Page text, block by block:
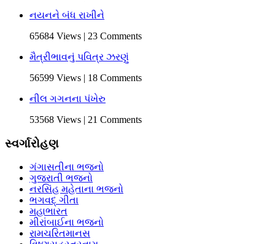
નયનને બંધ રાખીને
65684 Views | 23 Comments
મૈત્રીભાવનું પવિત્ર ઝરણું
56599 Views | 18 Comments
નીલ ગગનના પંખેરુ
53568 Views | 21 Comments
સ્વર્ગારોહણ
ગંગાસતીના ભજનો
ગુજરાતી ભજનો
નરસિંહ મહેતાના ભજનો
ભગવદ્ ગીતા
મહાભારત
મીરાંબાઈના ભજનો
રામચરિતમાનસ